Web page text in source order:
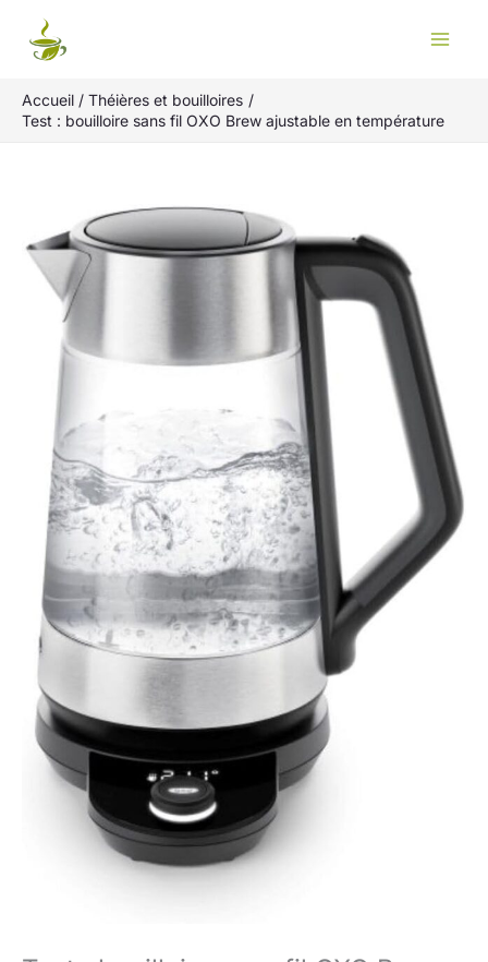
Accueil
Théières et bouilloires
Test : bouilloire sans fil OXO Brew ajustable en température